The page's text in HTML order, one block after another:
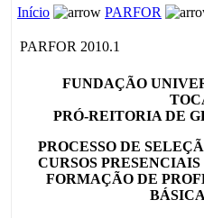
Início PARFOR
PARFOR 2010.1
FUNDAÇÃO
PRÓ-REITORIA DE
PROCESSO DE
CURSOS
FORMAÇÃO DE